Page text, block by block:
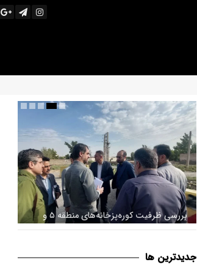
بررسی ظرفیت کوره‌پزخانه‌های منطقه ۵ و
جديدترين ها